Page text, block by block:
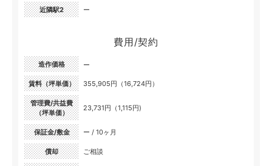
近隣駅2 ー
費用/契約
造作価格 ー
賃料（坪単価） 355,905円（16,724円）
管理費/共益費
（坪単価）
23,731円（1,115円)
保証金/敷金 ー / 10ヶ月
償却 ご相談